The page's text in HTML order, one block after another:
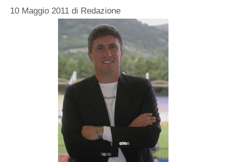
10 Maggio 2011 di Redazione